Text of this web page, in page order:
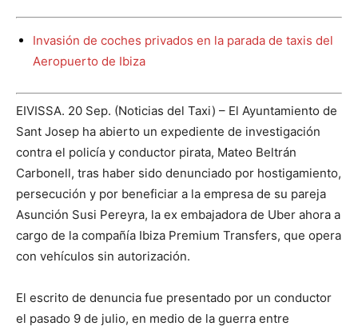
Invasión de coches privados en la parada de taxis del
Aeropuerto de Ibiza
EIVISSA. 20 Sep. (Noticias del Taxi) – El Ayuntamiento de
Sant Josep ha abierto un expediente de investigación
contra el policía y conductor pirata, Mateo Beltrán
Carbonell, tras haber sido denunciado por hostigamiento,
persecución y por beneficiar a la empresa de su pareja
Asunción Susi Pereyra, la ex embajadora de Uber ahora a
cargo de la compañía Ibiza Premium Transfers, que opera
con vehículos sin autorización.
El escrito de denuncia fue presentado por un conductor
el pasado 9 de julio, en medio de la guerra entre